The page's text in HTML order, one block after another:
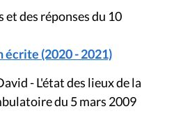
des réponses du 10
écrite (2020 - 2021)
- L'état des lieux de la
du 5 mars 2009